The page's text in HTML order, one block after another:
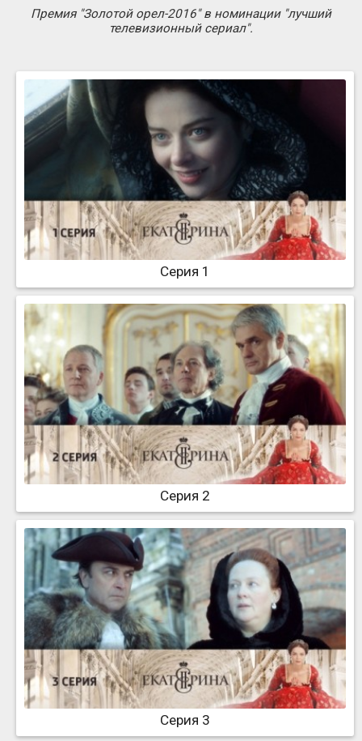
Премия "Золотой орел-2016" в номинации "лучший
телевизионный сериал".
Серия 1
Серия 2
Серия 3